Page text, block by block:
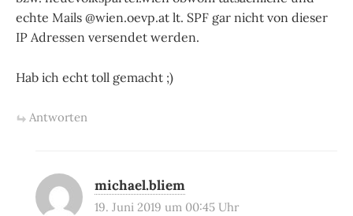
echte Mails @wien.oevp.at lt. SPF gar nicht von dieser
IP Adressen versendet werden.
Hab ich echt toll gemacht ;)
Antworten
michael.bliem
19. Juni 2019 um 00:45 Uhr